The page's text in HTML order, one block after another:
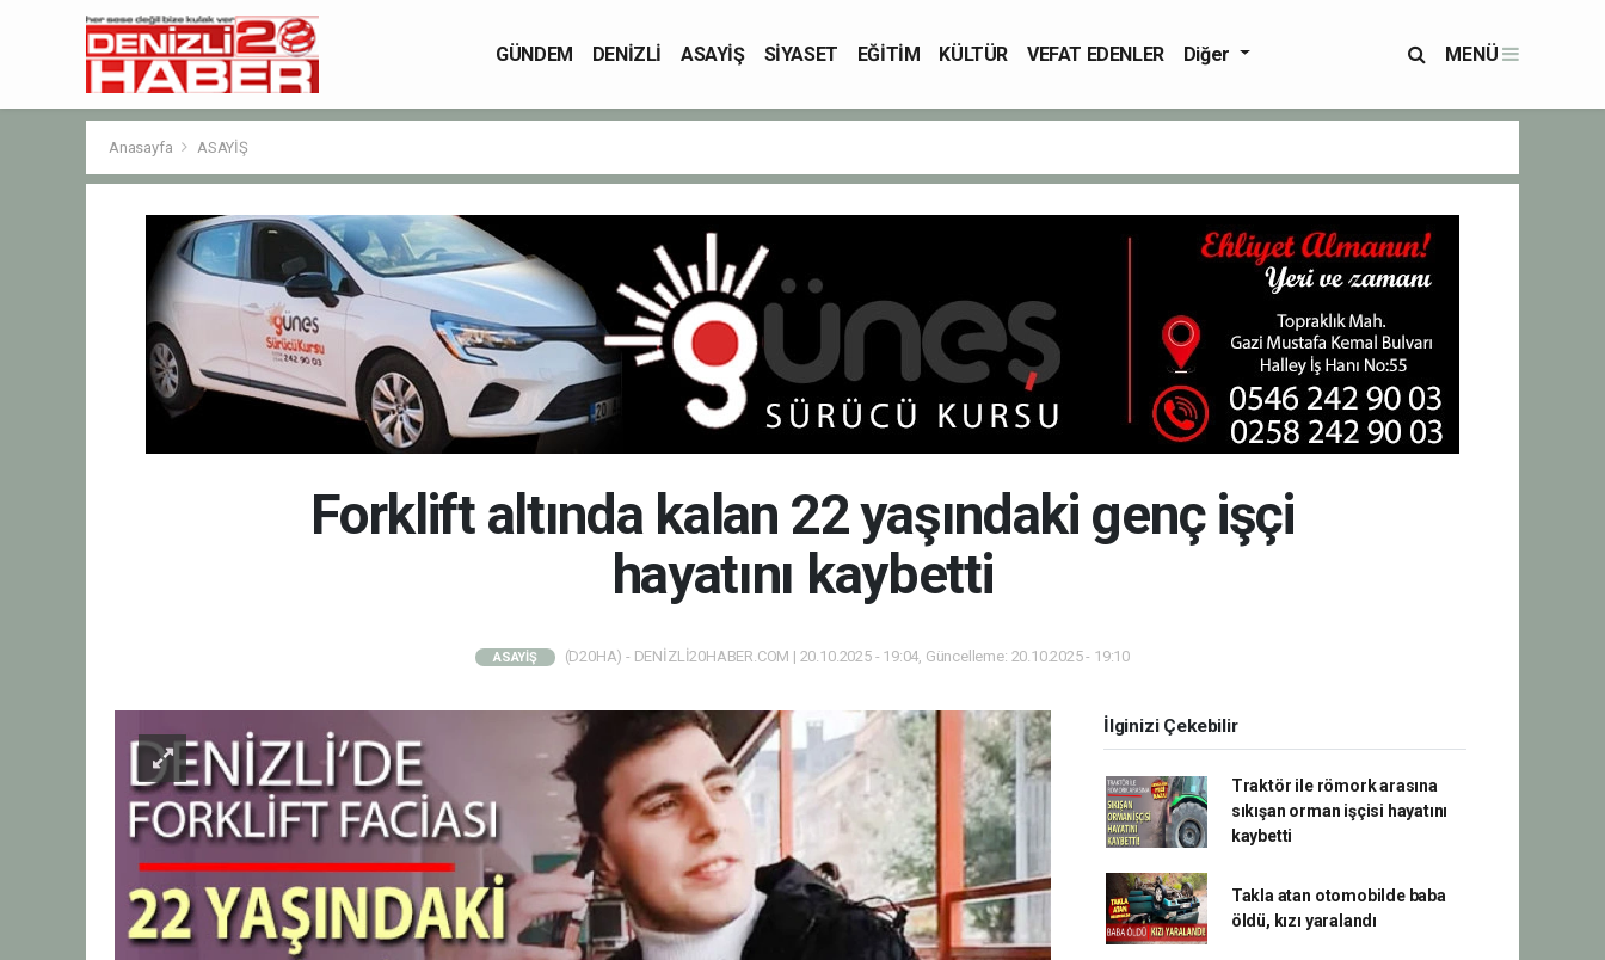
GÜNDEM DENİZLİ ASAYİŞ SİYASET EĞİTİM KÜLTÜR VEFAT EDENLER Diğer MENÜ
Anasayfa ASAYİŞ
Forklift altında kalan 22 yaşındaki genç işçi
hayatını kaybetti
ASAYİŞ (D20HA) - DENİZLİ20HABER.COM | 20.10.2025 - 19:04, Güncelleme: 20.10.2025 - 19:10
İlginizi Çekebilir
Traktör ile römork arasına
sıkışan orman işçisi hayatını
kaybetti
Takla atan otomobilde baba
öldü, kızı yaralandı